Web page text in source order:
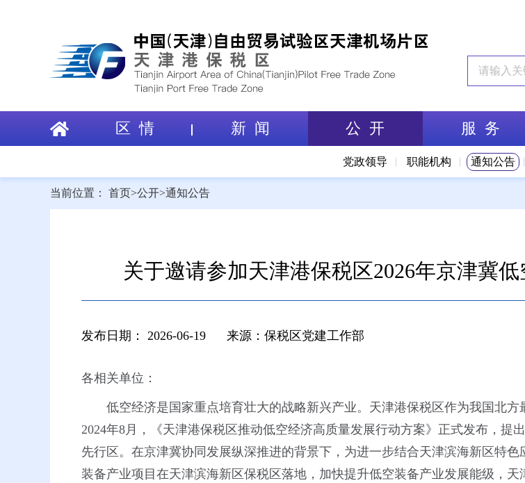
区 情 新 闻 公 开
党政领导 职能机构 通知公告
服 务
当前位置： 首页>公开>通知公告
关于邀请参加天津港保税区2026年京津冀
发布日期： 2026-06-19 来源：保税区党建工作部
各相关单位：
低空经济是国家重点培育壮大的战略新兴产业。天津港保税区作为我国北
2024年8月，《天津港保税区推动低空经济高质量发展行动方案》正式发布，提
先行区。在京津冀协同发展纵深推进的背景下，为进一步结合天津滨海新区特
装备产业项目在天津滨海新区保税区落地，加快提升低空装备产业发展能级，